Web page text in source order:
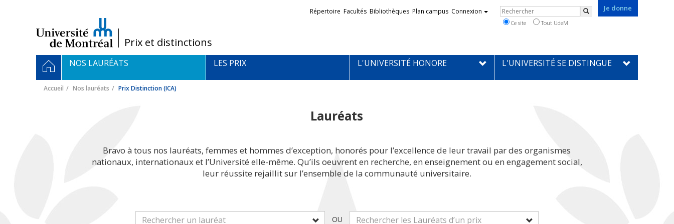
/Prix et distinctions
Je donne
Liens
externes
Répertoire Facultés Bibliothèques Plan campus Connexion Rechercher
Rechercher
Ce site Tout UdeM
Navigation
principale
ACCUEIL
NOS LAURÉATS LES PRIX L'UNIVERSITÉ HONORE L'UNIVERSITÉ SE DISTINGUE
Accueil Nos lauréats Prix Distinction (ICA)
Lauréats
Bravo à tous nos lauréats, femmes et hommes d’exception, honorés pour l’excellence de leur travail par des organismes
nationaux, internationaux et l’Université elle-même. Qu’ils oeuvrent en recherche, en enseignement ou en engagement social,
leur réussite rejaillit sur l’ensemble de la communauté universitaire.
OU